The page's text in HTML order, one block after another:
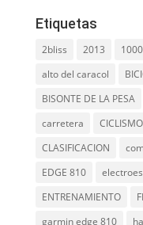
Etiquetas
2bliss 2013
alto del caracol
BISONTE DE LA PESA
carretera
CICLISMO
CLASIFICACION
EDGE 810
ENTRENAMIENTO
garmin edge 810